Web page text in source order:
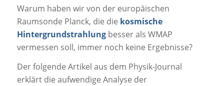
Warum haben wir von der europäischen
Raumsonde Planck, die die kosmische
Hintergrundstrahlungbesser als WMAP
vermessen soll, immer noch keine Ergebnisse?
Der folgende Artikel aus dem Physik-Journal
erklärt die aufwendige Analyse der